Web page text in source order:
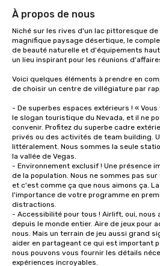
À propos de nous
Niché sur les rives d'un lac pittoresque
magnifique paysage désertique, le
de beauté naturelle et d'équipements
un lieu inspirant pour les réunions
Voici quelques éléments à prendre en
de choisir un centre de villégiature par
- De superbes espaces extérieurs ! «
le slogan touristique du Nevada, et il ne
convenir. Profitez du superbe cadre
privés ou des activités de team building.
littéralement. Nous sommes la seule
la vallée de Vegas.
- Environnement exclusif ! Une présence
de la population. Nous ne sommes pas
et c'est comme ça que nous aimons ça.
l'importance de votre programme en
distractions.
- Accessibilité pour tous ! Airlift, oui, nous
depuis le monde entier. Aire de jeux pour
nous. Mais un terrain de jeu aussi grand
aider en partageant ce qui est important
nous pouvons vous fournir les détails
expériences incroyables.